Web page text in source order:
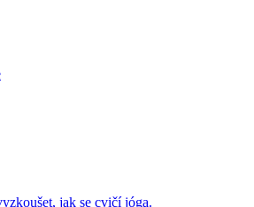
jak se cvičí jóga.